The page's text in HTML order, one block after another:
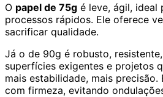
O papel de 75g é leve, ágil, ideal
processos rápidos. Ele oferece
sacrificar qualidade.
Já o de 90g é robusto,
superfícies exigentes e projetos
mais estabilidade, mais precisão.
com firmeza, evitando